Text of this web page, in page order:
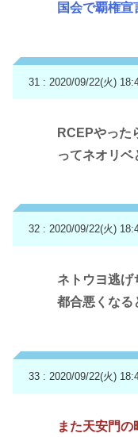
国会で覇権宣
31 : 2020/09/22(火)
RCEPやった
ってネオリ
32 : 2020/09/22(火)
ネトウヨ逃げ
都合悪くなる
33 : 2020/09/22(火)
また天安門